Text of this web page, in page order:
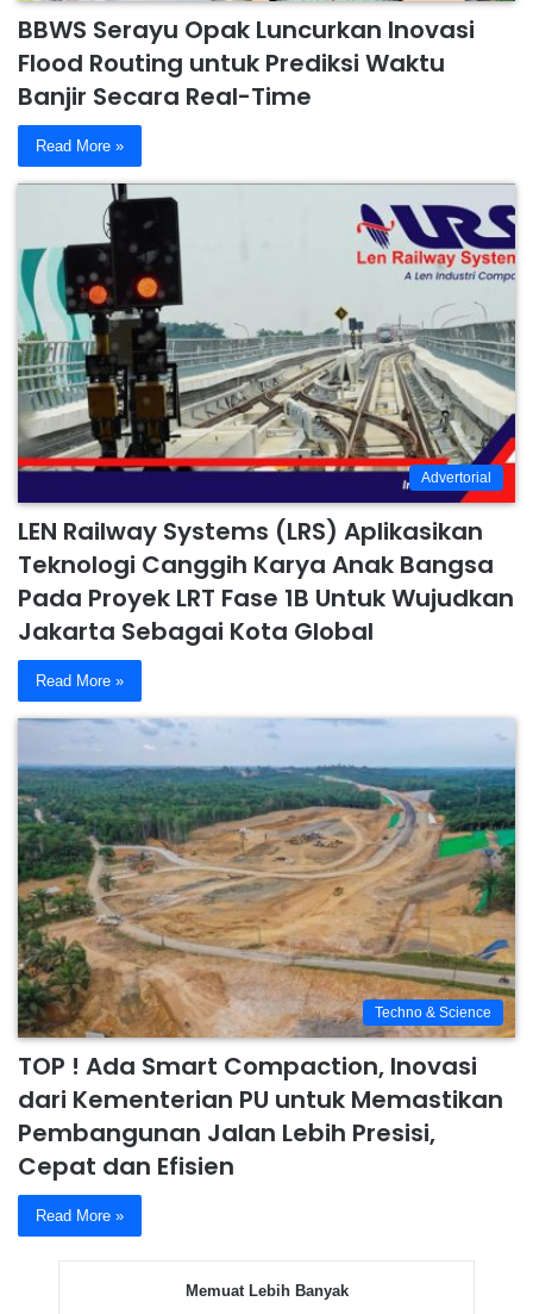
BBWS Serayu Opak Luncurkan Inovasi
Flood Routing untuk Prediksi Waktu
Banjir Secara Real-Time
Read More »
Advertorial
LEN Railway Systems (LRS) Aplikasikan
Teknologi Canggih Karya Anak Bangsa
Pada Proyek LRT Fase 1B Untuk Wujudkan
Jakarta Sebagai Kota Global
Read More »
Techno & Science
TOP ! Ada Smart Compaction, Inovasi
dari Kementerian PU untuk Memastikan
Pembangunan Jalan Lebih Presisi,
Cepat dan Efisien
Read More »
Memuat Lebih Banyak